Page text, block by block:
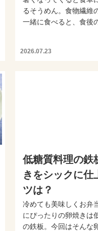
るそうめん。食物繊維
一緒に食べると、食後
2026.07.23
低糖質料理の鉄
きをシックに仕
ツは？
冷めても美味しくお弁
にぴったりの卵焼きは
の鉄板。今回はそんな